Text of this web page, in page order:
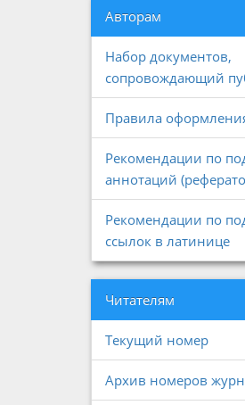
Авторам
Набор документов,
сопровождающий
Правила
Рекомендации по
аннотаций
Рекомендации по
ссылок в латинице
Читателям
Текущий номер
Архив номеров